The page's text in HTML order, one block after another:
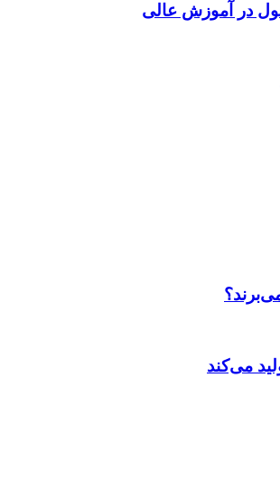
در آموزش عالی
می‌کند